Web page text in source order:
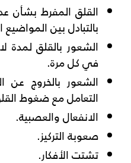
القلق المفرط بشأن
بالتبادل بين المواضيع
في كل مرة.
الشعور بالخروج عن
التعامل مع ضغوط
الانفعال والعصبية.
صعوبة التركيز.
تشتت الأفكار.